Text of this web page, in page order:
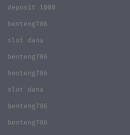
deposit 1000
benteng786
slot dana
benteng786
benteng786
slot dana
benteng786
benteng786